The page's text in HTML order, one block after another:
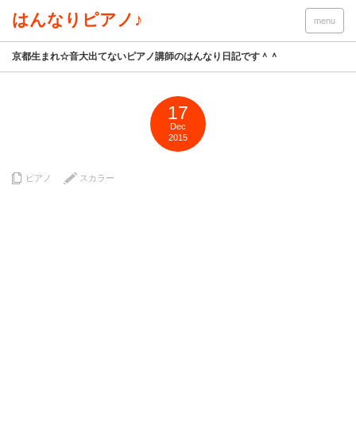
はんなりピアノ♪ menu
京都生まれ☆音大出てないピアノ講師のはんなり日記です＾＾
17
Dec
2015
ピアノ スカラー